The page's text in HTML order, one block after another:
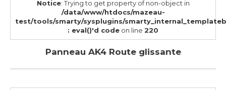
Notice: Trying to get property of non-object in
/data/www/htdocs/mazeau-
test/tools/smarty/sysplugins/
: eval()'d code on line 220
Panneau AK4 Route glissante